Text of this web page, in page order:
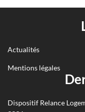
Actualités
Mentions légales
Dispositif Relance